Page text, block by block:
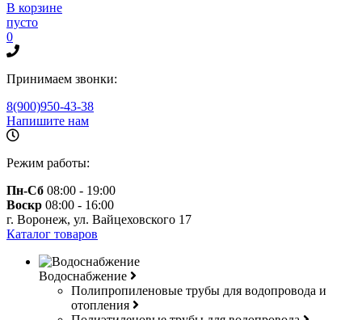
В корзине
пусто
0
Принимаем звонки:
8(900)950-43-38
Напишите нам
Режим работы:
Пн-Сб 08:00 - 19:00
Воскр 08:00 - 16:00
г. Воронеж, ул. Вайцеховского 17
Каталог товаров
Водоснабжение
Полипропиленовые трубы для водопровода и
отопления